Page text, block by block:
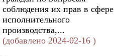
соблюдения их прав в сфере
исполнительного
производства,...
(добавлено 2024-02-16 )